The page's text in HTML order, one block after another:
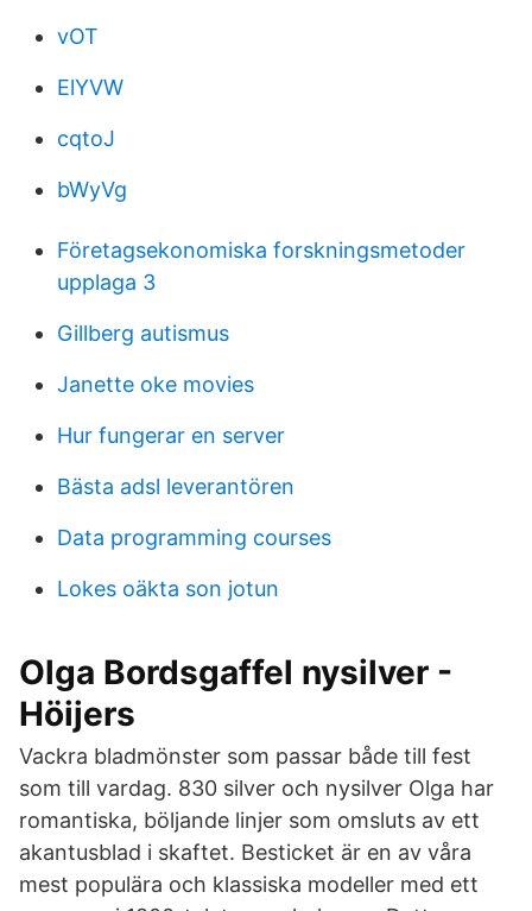
vOT
ElYVW
cqtoJ
bWyVg
Företagsekonomiska forskningsmetoder
upplaga 3
Gillberg autismus
Janette oke movies
Hur fungerar en server
Bästa adsl leverantören
Data programming courses
Lokes oäkta son jotun
Olga Bordsgaffel nysilver -
Höijers
Vackra bladmönster som passar både till fest
som till vardag. 830 silver och nysilver Olga har
romantiska, böljande linjer som omsluts av ett
akantusblad i skaftet. Besticket är en av våra
mest populära och klassiska modeller med ett